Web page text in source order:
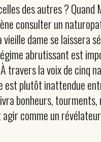
des autres ?
consulter un
dame se laissera
abrutissant est
travers la voix de cinq
plutôt inattendue
bonheurs,
comme un